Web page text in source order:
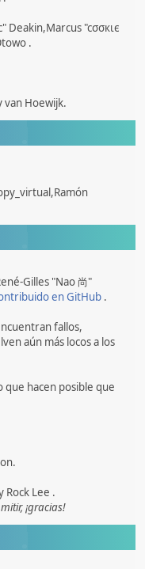
Deakin,Marcus "cσσкιє
.
van Hoewijk.
Gilles "Nao 尚"
en GitHub .
fallos,
aún más locos a los
hacen posible que
Rock Lee .
¡gracias!